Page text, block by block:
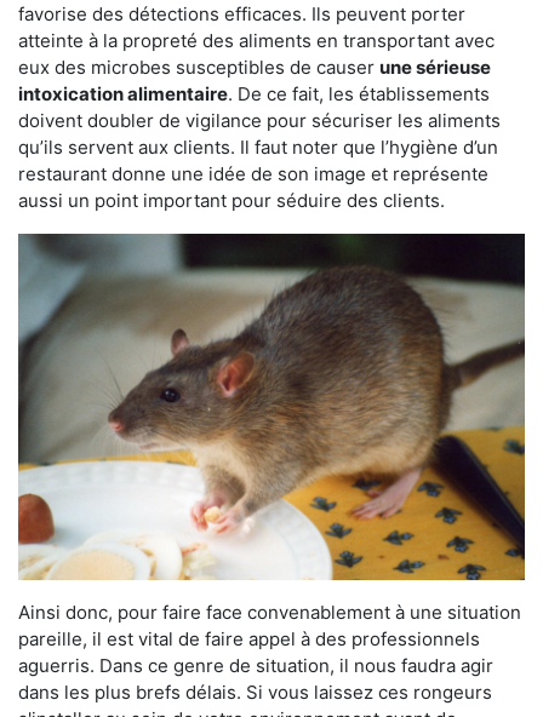
favorise des détections efficaces. Ils peuvent porter
atteinte à la propreté des aliments en transportant avec
eux des microbes susceptibles de causer une sérieuse
intoxication alimentaire. De ce fait, les établissements
doivent doubler de vigilance pour sécuriser les aliments
qu’ils servent aux clients. Il faut noter que l’hygiène d’un
restaurant donne une idée de son image et représente
aussi un point important pour séduire des clients.
Ainsi donc, pour faire face convenablement à une situation
pareille, il est vital de faire appel à des professionnels
aguerris. Dans ce genre de situation, il nous faudra agir
dans les plus brefs délais. Si vous laissez ces rongeurs